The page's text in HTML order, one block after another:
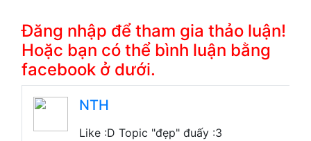
Đăng nhập để tham gia thảo luận!
Hoặc bạn có thể bình luận bằng
facebook ở dưới.
Like :D Topic "đẹp" đuấy :3